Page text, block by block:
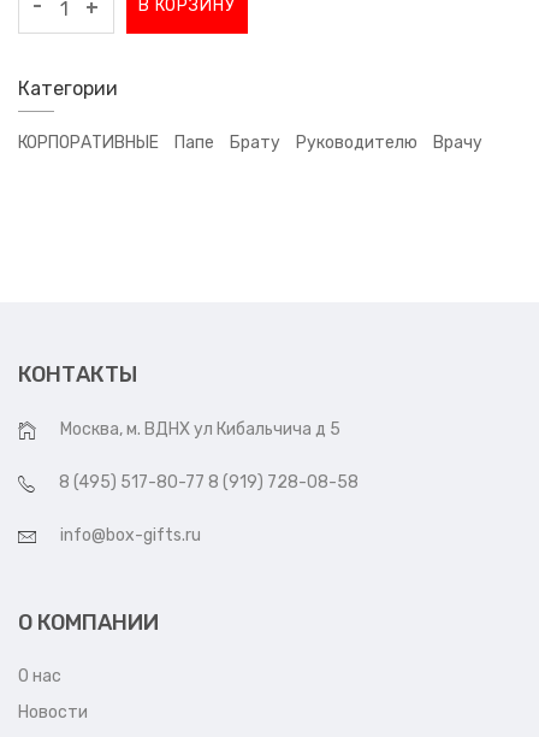
- + В КОРЗИНУ
Категории
КОРПОРАТИВНЫЕ Папе Брату Руководителю Врачу
КОНТАКТЫ
Москва, м. ВДНХ ул Кибальчича д 5
8 (495) 517-80-77 8 (919) 728-08-58
info@box-gifts.ru
О КОМПАНИИ
О нас
Новости